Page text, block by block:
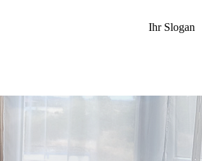
Ihr Slogan